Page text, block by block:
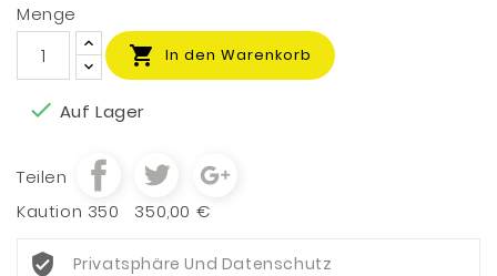
Menge
 In den Warenkorb
 Auf Lager
Teilen
Kaution 350
350,00 €
Privatsphäre Und Datenschutz